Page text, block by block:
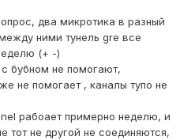
два микротика в разный
ними тунель gre все
(+ -)
с бубном не помогают,
не помогает , каналы тупо не
рабоает примерно неделю, и
тот не другой не соединяются,